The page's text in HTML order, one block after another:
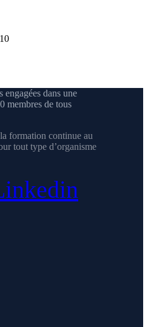
engagées dans une
membres de tous
formation continue au
tout type d’organisme